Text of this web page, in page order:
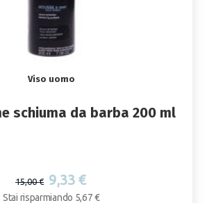
Viso uomo
schiuma da barba 200 ml
15,00 € 9,33 €
Stai risparmiando 5,67 €